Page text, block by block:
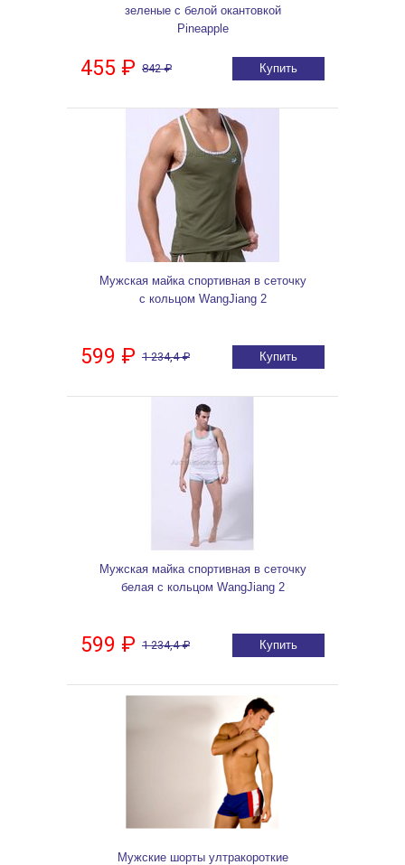
зеленые с белой окантовкой
Pineapple
455 ₽ 842 ₽ Купить
Мужская майка спортивная в сеточку
с кольцом WangJiang 2
599 ₽ 1 234,4 ₽ Купить
Мужская майка спортивная в сеточку
белая с кольцом WangJiang 2
599 ₽ 1 234,4 ₽ Купить
Мужские шорты ултракороткие